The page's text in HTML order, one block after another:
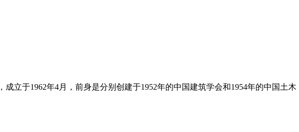
立于1962年4月，前身是分别创建于1952年的中国建筑学会和1954年的中国土木